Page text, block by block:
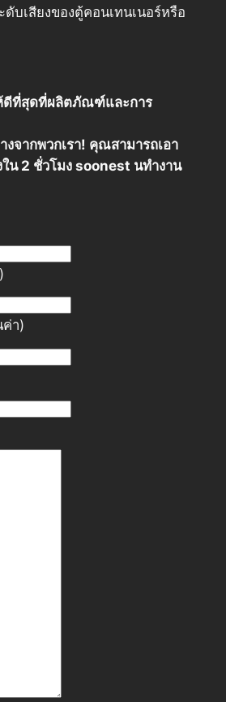
บเสียงของตู้คอนเทนเนอร์หรือ
ดีที่สุดที่ผลิตภัณฑ์และการ
จากพวกเรา! คุณสามารถเอา
น 2 ชั่วโมง soonest นทำงาน
า)